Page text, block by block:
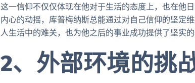
这一信仰不仅仅体现在他对于生活的态度上，也在他
内心的动摇，库普梅纳斯总能通过对自己信仰的坚定
人生活中的难关，也为他之后的事业成功提供了坚实的
2、外部环境的挑